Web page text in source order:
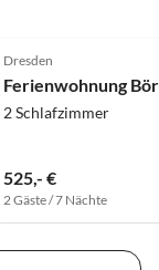
Dresden
Ferienwohnung
2 Schlafzimmer
525,- €
2 Gäste / 7 Nächte